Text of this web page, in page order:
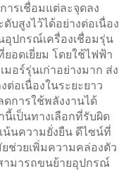
ารเชื่อมแต่ละจุดลง
สูงไว้ได้อย่างต่อเนื่อง
อุปกรณ์เครื่องเชื่อมรุ่น
อดเยี่ยม โดยใช้ไฟฟ้า
อร์รุ่นเก่าอย่างมาก ส่ง
อเนื่องในระยะยาว
การใช้พลังงานได้
นี้เป็นทางเลือกที่รับผิด
นความยั่งยืน ดีไซน์ที่
ช่วยเพิ่มความคล่องตัว
ามารถขนย้ายอุปกรณ์